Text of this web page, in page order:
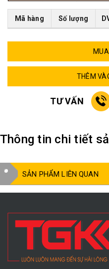
Mã hàng Số lượng
THÊM
TƯ VẤN
Thông tin chi tiết
SẢN PHẨM LIÊN QUAN